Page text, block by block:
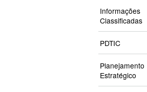
Informações
Classificadas
PDTIC
Planejamento
Estratégico